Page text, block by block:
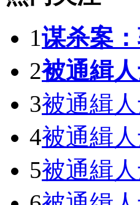
1谋杀案
2被通緝
3被通緝
4被通緝
5被通緝